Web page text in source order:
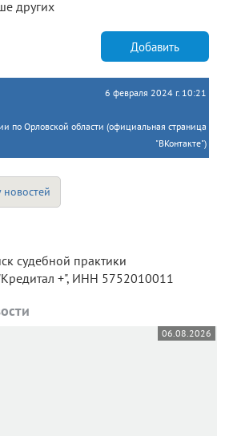
других
Добавить
6 февраля 2024 г. 10:21
по Орловской области (официальная страница
"ВКонтакте")
новостей
+", ИНН 5752010011
06.08.2026